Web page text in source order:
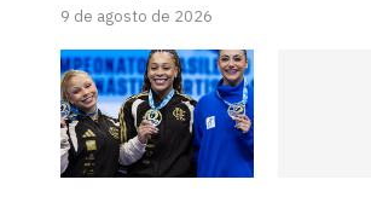
9 de agosto de 2026